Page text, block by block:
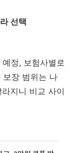
선택
정, 보험사별로
보장 범위는 나
지니 비교 사이